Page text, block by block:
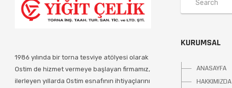
1986 yılında bir torna tesviye atölyesi olarak
Ostim de hizmet vermeye başlayan firmamız,
ilerleyen yıllarda Ostim esnafının ihtiyaçlarını
KURUMSAL
ANASAYFA
HAKKIMIZDA